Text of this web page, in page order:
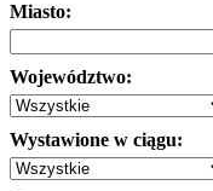
Miasto:
Województwo:
Wystawione w ciągu: